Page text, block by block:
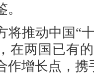
将推动中国“
在两国已有
作增长点，